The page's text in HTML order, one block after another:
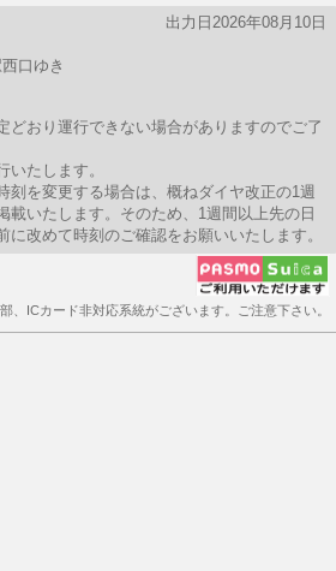
出力日2026年08月10日
口ゆき
おり運行できない場合がありますのでご了
たします。
刻を変更する場合は、概ねダイヤ改正の1週
載いたします。そのため、1週間以上先の日
改めて時刻のご確認をお願いいたします。
、ICカード非対応系統がございます。ご注意下さい。